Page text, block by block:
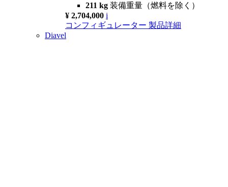
211 kg 装備重量（燃料を除く）
¥ 2,704,000 i
コンフィギュレーター 製品詳細
Diavel